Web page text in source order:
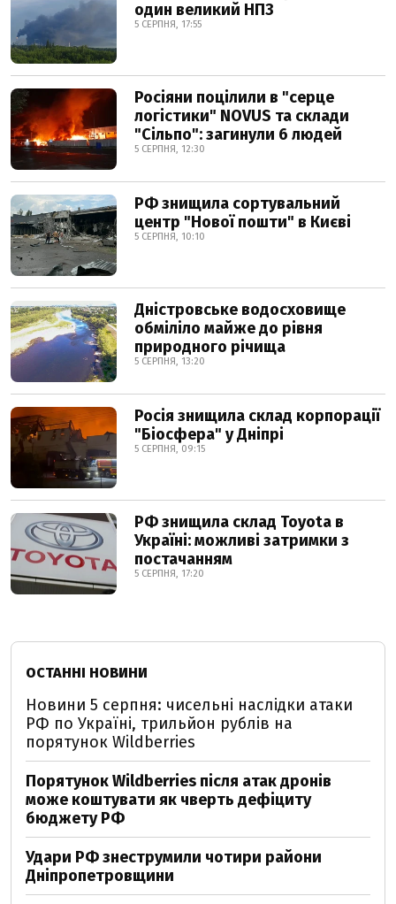
один великий НПЗ
5 СЕРПНЯ, 17:55
Росіяни поцілили в "серце
логістики" NOVUS та склади
"Сільпо": загинули 6 людей
5 СЕРПНЯ, 12:30
РФ знищила сортувальний
центр "Нової пошти" в Києві
5 СЕРПНЯ, 10:10
Дністровське водосховище
обміліло майже до рівня
природного річища
5 СЕРПНЯ, 13:20
Росія знищила склад корпорації
"Біосфера" у Дніпрі
5 СЕРПНЯ, 09:15
РФ знищила склад Toyota в
Україні: можливі затримки з
постачанням
5 СЕРПНЯ, 17:20
ОСТАННІ НОВИНИ
Новини 5 серпня: чисельні наслідки атаки
РФ по Україні, трильйон рублів на
порятунок Wildberries
Порятунок Wildberries після атак дронів
може коштувати як чверть дефіциту
бюджету РФ
Удари РФ знеструмили чотири райони
Дніпропетровщини